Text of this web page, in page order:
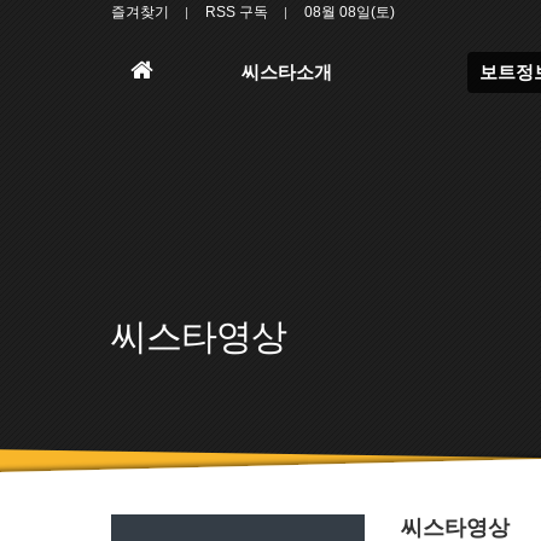
즐겨찾기 RSS 구독 08월 08일(토)
홈
씨스타소개 보트정
씨스타영상
씨스타영상